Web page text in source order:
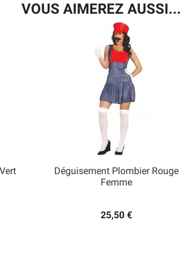
VOUS AIMEREZ AUSSI...
Déguisement Plombier Rouge
Femme
25,50 €
Aperçu rapide